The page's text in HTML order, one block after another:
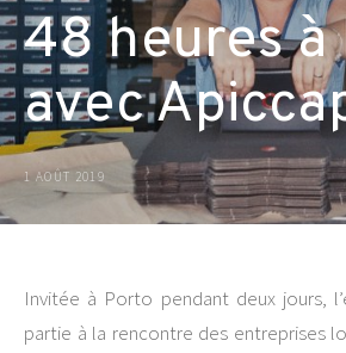
48 heures
avec
1 AOÛT 2019
Invitée à Porto pendant deux jours,
partie à la rencontre des entreprises